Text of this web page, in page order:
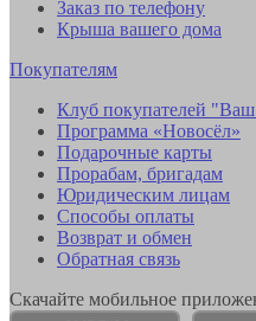
Заказ по телефону
Крыша вашего дома
Покупателям
Клуб покупателей
Программа «Новосёл»
Подарочные карты
Прорабам, бригадам
Юридическим лицам
Способы оплаты
Возврат и обмен
Обратная связь
Скачайте мобильное